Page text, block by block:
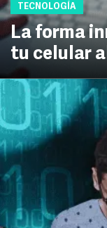
TECNOLOGÍA
La forma
tu celular